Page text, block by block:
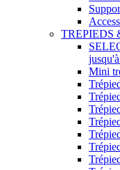
TREPIEDS
Mini